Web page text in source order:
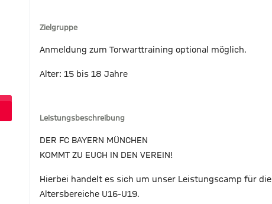
Zielgruppe
Anmeldung zum Torwarttraining optional möglich.
Alter: 15 bis 18 Jahre
Leistungsbeschreibung
DER FC BAYERN MÜNCHEN
KOMMT ZU EUCH IN DEN VEREIN!
Hierbei handelt es sich um unser Leistungscamp für die
Altersbereiche U16-U19.